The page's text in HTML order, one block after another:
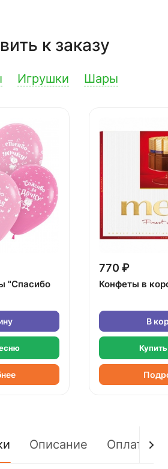
к заказу
Игрушки Шары
"Спасибо
770 ₽
Конфеты в
В
Описание Оплата